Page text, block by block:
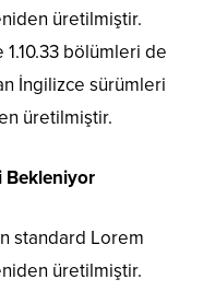
üretilmiştir.
1.10.33 bölümleri de
İngilizce sürümleri
üretilmiştir.
Bekleniyor
standard Lorem
üretilmiştir.